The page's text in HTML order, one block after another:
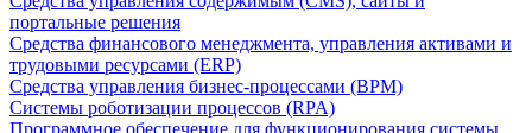
портальные решения
Средства финансового менеджмента, управления активами и
трудовыми ресурсами (ERP)
Средства управления бизнес-процессами (BPM)
Системы роботизации процессов (RPA)
Программное обеспечение для функционирования системы